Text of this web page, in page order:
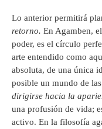
Lo anterior permitirá
retorno. En Agamben,
poder, es el círculo
arte entendido como
absoluta, de una única
posible un mundo de
dirigirse hacia la
una profusión de vida;
activo. En la filosofía